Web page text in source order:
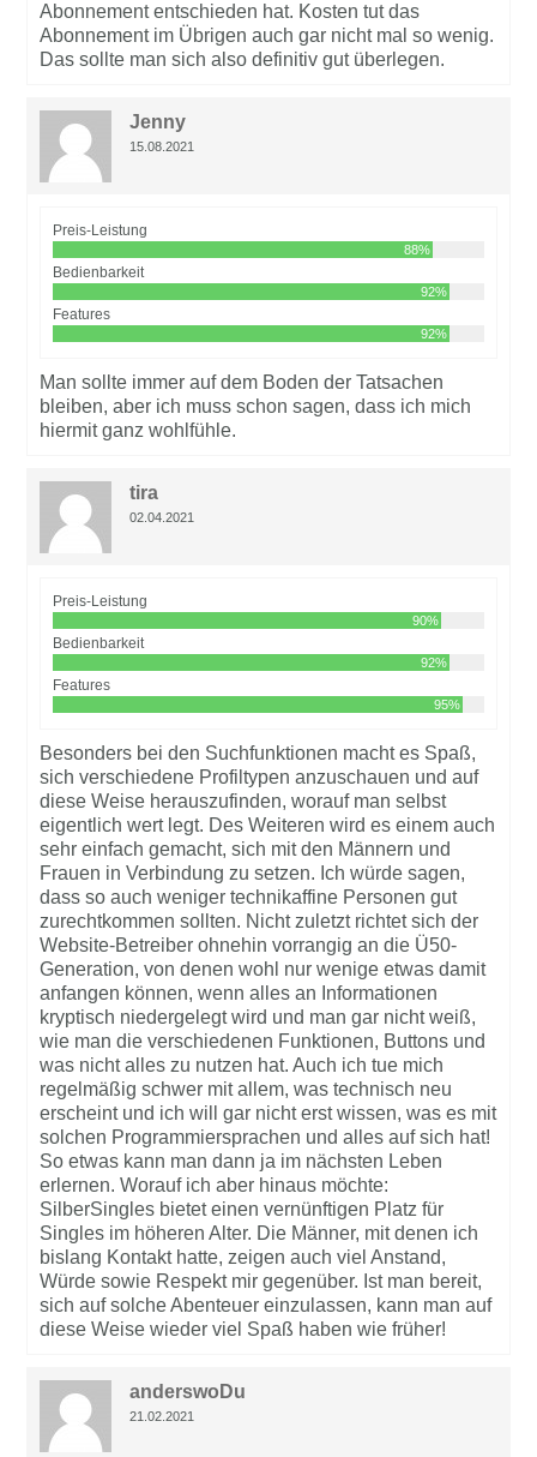
Abonnement entschieden hat. Kosten tut das
Abonnement im Übrigen auch gar nicht mal so wenig.
Das sollte man sich also definitiv gut überlegen.
Jenny
15.08.2021
Preis-Leistung
88%
Bedienbarkeit
92%
Features
92%
Man sollte immer auf dem Boden der Tatsachen
bleiben, aber ich muss schon sagen, dass ich mich
hiermit ganz wohlfühle.
tira
02.04.2021
Preis-Leistung
90%
Bedienbarkeit
92%
Features
95%
Besonders bei den Suchfunktionen macht es Spaß,
sich verschiedene Profiltypen anzuschauen und auf
diese Weise herauszufinden, worauf man selbst
eigentlich wert legt. Des Weiteren wird es einem auch
sehr einfach gemacht, sich mit den Männern und
Frauen in Verbindung zu setzen. Ich würde sagen,
dass so auch weniger technikaffine Personen gut
zurechtkommen sollten. Nicht zuletzt richtet sich der
Website-Betreiber ohnehin vorrangig an die Ü50-
Generation, von denen wohl nur wenige etwas damit
anfangen können, wenn alles an Informationen
kryptisch niedergelegt wird und man gar nicht weiß,
wie man die verschiedenen Funktionen, Buttons und
was nicht alles zu nutzen hat. Auch ich tue mich
regelmäßig schwer mit allem, was technisch neu
erscheint und ich will gar nicht erst wissen, was es mit
solchen Programmiersprachen und alles auf sich hat!
So etwas kann man dann ja im nächsten Leben
erlernen. Worauf ich aber hinaus möchte:
SilberSingles bietet einen vernünftigen Platz für
Singles im höheren Alter. Die Männer, mit denen ich
bislang Kontakt hatte, zeigen auch viel Anstand,
Würde sowie Respekt mir gegenüber. Ist man bereit,
sich auf solche Abenteuer einzulassen, kann man auf
diese Weise wieder viel Spaß haben wie früher!
anderswoDu
21.02.2021